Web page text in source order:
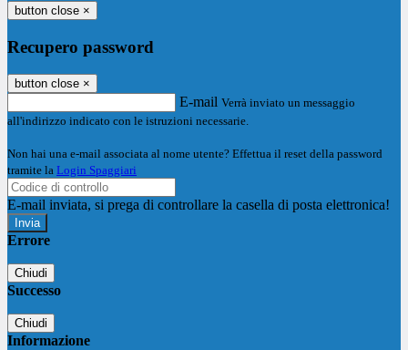
button close ×
Recupero password
button close ×
E-mail Verrà inviato un messaggio
all'indirizzo indicato con le istruzioni necessarie.
Non hai una e-mail associata al nome utente? Effettua il reset della password
tramite la Login Spaggiari
E-mail inviata, si prega di controllare la casella di posta elettronica!
Errore
Chiudi
Successo
Chiudi
Informazione